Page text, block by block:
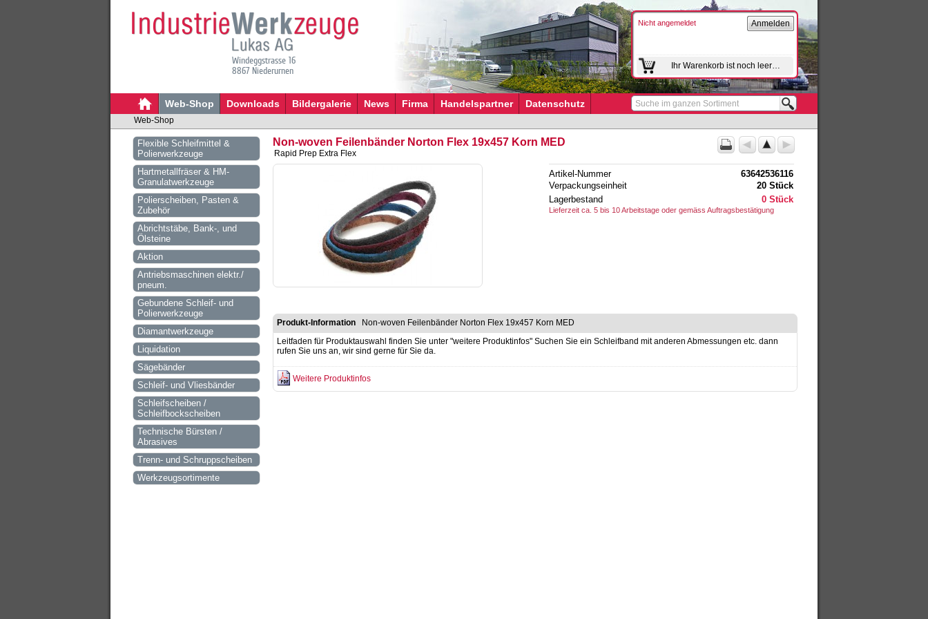
Windeggstrasse 16
8867 Niederurnen
Nicht angemeldet Anmelden
Ihr Warenkorb ist noch leer…
Web-Shop Downloads Bildergalerie News Firma Handelspartner Datenschutz
Suche im ganzen Sortiment
Web-Shop
Flexible Schleifmittel &
Polierwerkzeuge
Hartmetallfräser & HM-
Granulatwerkzeuge
Polierscheiben, Pasten &
Zubehör
Abrichtstäbe, Bank-, und
Ölsteine
Aktion
Antriebsmaschinen elektr./
pneum.
Gebundene Schleif- und
Polierwerkzeuge
Diamantwerkzeuge
Liquidation
Sägebänder
Schleif- und Vliesbänder
Schleifscheiben /
Schleifbockscheiben
Technische Bürsten /
Abrasives
Trenn- und Schruppscheiben
Werkzeugsortimente
Non-woven Feilenbänder Norton Flex 19x457 Korn MED
Rapid Prep Extra Flex
Artikel-Nummer
63642536116
Verpackungseinheit
20 Stück
Lagerbestand
0 Stück
Lieferzeit ca. 5 bis 10 Arbeitstage oder gemäss Auftragsbestätigung
Produkt-Information Non-woven Feilenbänder Norton Flex 19x457 Korn MED
Leitfaden für Produktauswahl finden Sie unter "weitere Produktinfos" Suchen Sie ein Schleifband mit anderen Abmessungen etc. dann
rufen Sie uns an, wir sind gerne für Sie da.
Weitere Produktinfos